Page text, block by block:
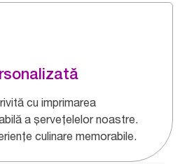
cu imprimarea
a șervețelelor noastre.
culinare memorabile.